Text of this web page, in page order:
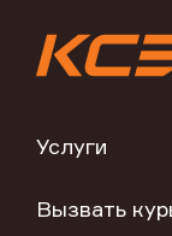
Услуги
Вызвать